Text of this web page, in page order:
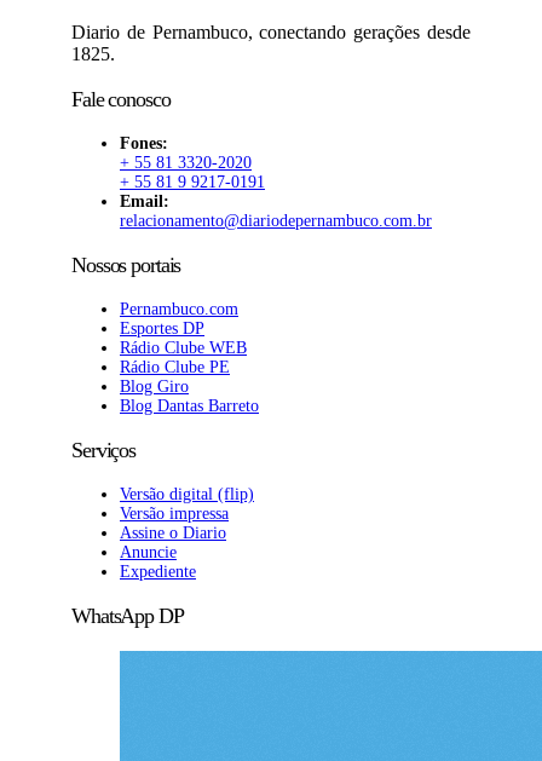
Diario de Pernambuco, conectando gerações desde
1825.
Fale conosco
Fones:
+ 55 81 3320-2020
+ 55 81 9 9217-0191
Email:
relacionamento@diariodepernambuco.com.br
Nossos portais
Pernambuco.com
Esportes DP
Rádio Clube WEB
Rádio Clube PE
Blog Giro
Blog Dantas Barreto
Serviços
Versão digital (flip)
Versão impressa
Assine o Diario
Anuncie
Expediente
WhatsApp DP